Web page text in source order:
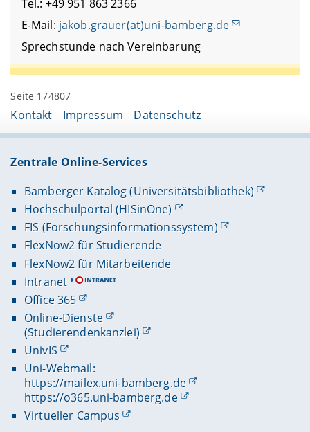
Tel.: +49 951 863 2366
E-Mail: jakob.grauer(at)uni-bamberg.de
Sprechstunde nach Vereinbarung
Seite 174807
Kontakt Impressum Datenschutz
Zentrale Online-Services
Bamberger Katalog (Universitätsbibliothek)
Hochschulportal (HISinOne)
FIS (Forschungsinformationssystem)
FlexNow2 für Studierende
FlexNow2 für Mitarbeitende
Intranet
Office 365
Online-Dienste
(Studierendenkanzlei)
UnivIS
Uni-Webmail:
https://mailex.uni-bamberg.de
https://o365.uni-bamberg.de
Virtueller Campus